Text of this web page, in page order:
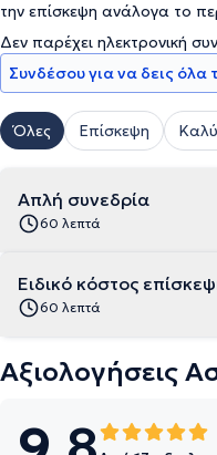
την επίσκεψη ανάλογα το
Δεν παρέχει ηλεκτρονική
Συνδέσου για να δεις όλα
Όλες Επίσκεψη
Απλή συνεδρία
60 λεπτά
Ειδικό κόστος
60 λεπτά
Αξιολογήσεις